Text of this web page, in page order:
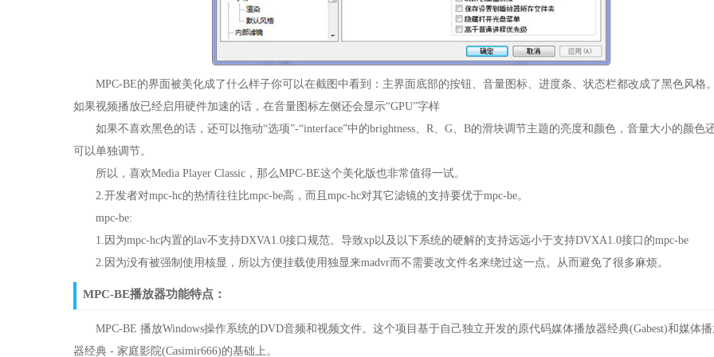
MPC-BE的界面被美化成了什么样子你可以在截图中看到：主界面底部的按钮、音量图标、进度条、状态栏都改成了黑色风格。
如果视频播放已经启用硬件加速的话，在音量图标左侧还会显示“GPU”字样
如果不喜欢黑色的话，还可以拖动“选项”-“interface”中的brightness、R、G、B的滑块调节主题的亮度和颜色，音量大小的颜色
可以单独调节。
所以，喜欢Media Player Classic，那么MPC-BE这个美化版也非常值得一试。
2.开发者对mpc-hc的热情往往比mpc-be高，而且mpc-hc对其它滤镜的支持要优于mpc-be。
mpc-be:
1.因为mpc-hc内置的lav不支持DXVA1.0接口规范。导致xp以及以下系统的硬解的支持远远小于支持DVXA1.0接口的mpc-be
2.因为没有被强制使用核显，所以方便挂载使用独显来madvr而不需要改文件名来绕过这一点。从而避免了很多麻烦。
MPC-BE播放器功能特点：
MPC-BE 播放Windows操作系统的DVD音频和视频文件。这个项目基于自己独立开发的原代码媒体播放器经典(Gabest)和媒体
器经典 - 家庭影院(Casimir666)的基础上。